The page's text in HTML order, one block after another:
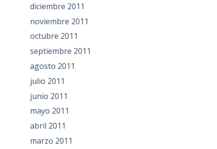
diciembre 2011
noviembre 2011
octubre 2011
septiembre 2011
agosto 2011
julio 2011
junio 2011
mayo 2011
abril 2011
marzo 2011